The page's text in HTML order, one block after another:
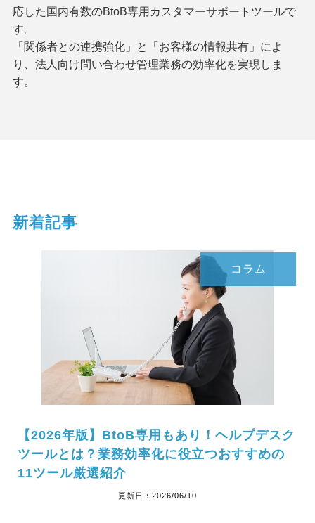
応した国内有数のBtoB専用カスタマーサポートツールで
す。
「関係者との連携強化」と「お客様の情報共有」によ
り、法人向け問い合わせ管理業務の効率化を実現しま
す。
新着記事
【2026年版】BtoB専用もあり！ヘルプデスク
ツールとは？業務効率化に役立つおすすめの
11ツール厳選紹介
更新日： 2026/06/10
コラム